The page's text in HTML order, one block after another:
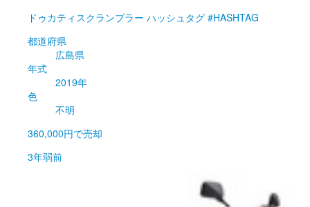
ドゥカティ スクランブラー ハッシュタグ #HASHTAG
都道府県
広島県
年式
2019年
色
不明
360,000円で売却
3年弱前